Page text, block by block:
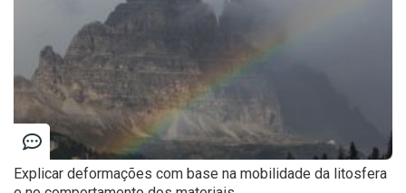
Explicar deformações com base na mobilidade da litosfera